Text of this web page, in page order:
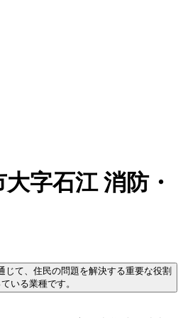
字石江 消防・
じて、住民の問題を解決する重要な役割
いる業種です。